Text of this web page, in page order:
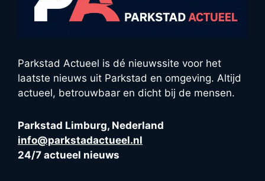
Parkstad Actueel is dé nieuwssite voor het
laatste nieuws uit Parkstad en omgeving. Altijd
actueel, betrouwbaar en dicht bij de mensen.
Parkstad Limburg, Nederland
info@parkstadactueel.nl
24/7 actueel nieuws